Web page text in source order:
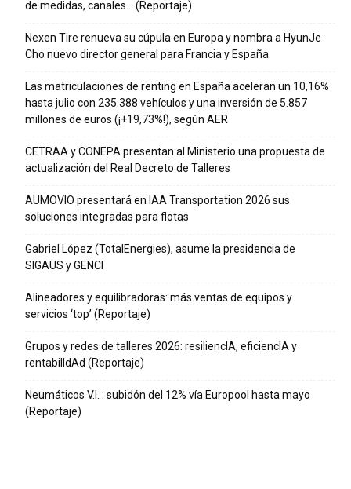
de medidas, canales… (Reportaje)
Nexen Tire renueva su cúpula en Europa y nombra a HyunJe
Cho nuevo director general para Francia y España
Las matriculaciones de renting en España aceleran un 10,16%
hasta julio con 235.388 vehículos y una inversión de 5.857
millones de euros (¡+19,73%!), según AER
CETRAA y CONEPA presentan al Ministerio una propuesta de
actualización del Real Decreto de Talleres
AUMOVIO presentará en IAA Transportation 2026 sus
soluciones integradas para flotas
Gabriel López (TotalEnergies), asume la presidencia de
SIGAUS y GENCI
Alineadores y equilibradoras: más ventas de equipos y
servicios ‘top’ (Reportaje)
Grupos y redes de talleres 2026: resiliencIA, eficiencIA y
rentabilIdAd (Reportaje)
Neumáticos V.I. : subidón del 12% vía Europool hasta mayo
(Reportaje)